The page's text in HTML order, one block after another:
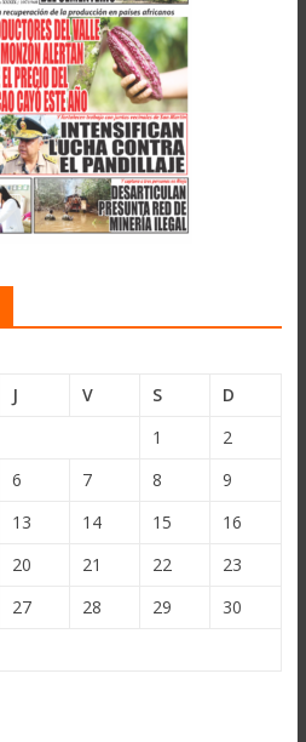
J V S
D
1
2
6 7 8
9
13 14 15
16
20 21 22
23
27 28 29
30